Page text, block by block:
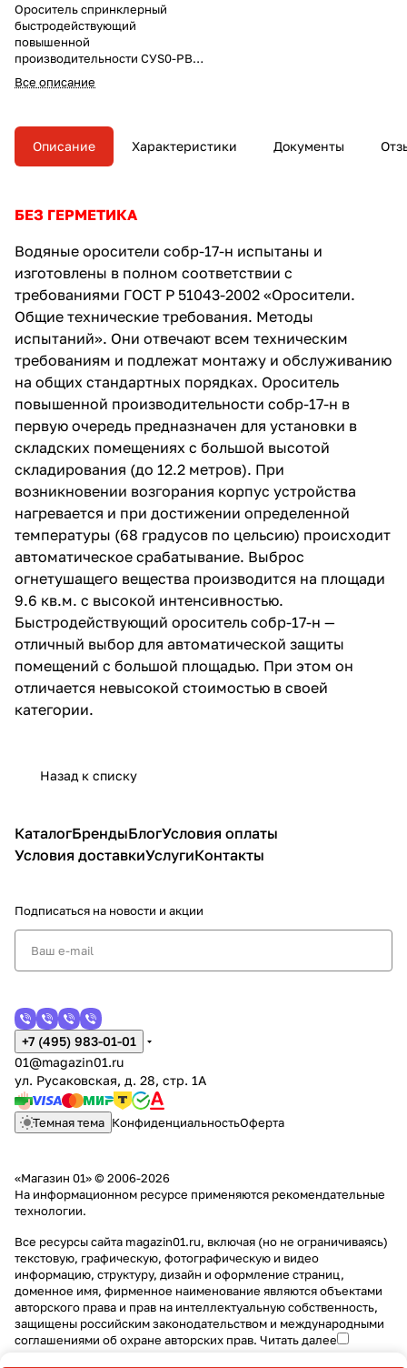
Ороситель спринклерный
быстродействующий
повышенной
производительности CУS0-РВо
1,28-R3/4/P68.B3-"СОБР-17-В"
(типа ESFR), розеткой вверх
Все описание
Описание Характеристики Документы
БЕЗ ГЕРМЕТИКА
Водяные оросители собр-17-н испытаны и
изготовлены в полном соответствии с
требованиями ГОСТ Р 51043-2002 «Оросители.
Общие технические требования. Методы
испытаний». Они отвечают всем техническим
требованиям и подлежат монтажу и обслуживанию
на общих стандартных порядках. Ороситель
повышенной производительности собр-17-н в
первую очередь предназначен для установки в
складских помещениях с большой высотой
складирования (до 12.2 метров). При
возникновении возгорания корпус устройства
нагревается и при достижении определенной
температуры (68 градусов по цельсию) происходит
автоматическое срабатывание. Выброс
огнетушащего вещества производится на площади
9.6 кв.м. с высокой интенсивностью.
Быстродействующий ороситель собр-17-н —
отличный выбор для автоматической защиты
помещений с большой площадью. При этом он
отличается невысокой стоимостью в своей
категории.
Назад к списку
КаталогБрендыБлогУсловия оплаты
Условия доставкиУслугиКонтакты
Подписаться на новости и акции
+7 (495) 983-01-01
01@magazin01.ru
ул. Русаковская, д. 28, стр. 1А
Темная тема КонфиденциальностьОферта
«Магазин 01» © 2006-2026
На информационном ресурсе применяются рекомендательные
технологии.
Все ресурсы сайта magazin01.ru, включая (но не ограничиваясь)
текстовую, графическую, фотографическую и видео
информацию, структуру, дизайн и оформление страниц,
доменное имя, фирменное наименование являются объектами
авторского права и прав на интеллектуальную собственность,
защищены российским законодательством и международными
соглашениями об охране авторских прав. Читать далее